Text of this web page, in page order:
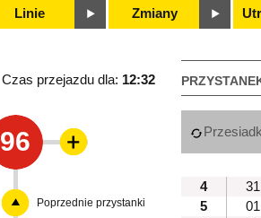
Linie Zmiany
Czas przejazdu dla: 12:32
96
4
31
5
01
Poprzednie przystanki